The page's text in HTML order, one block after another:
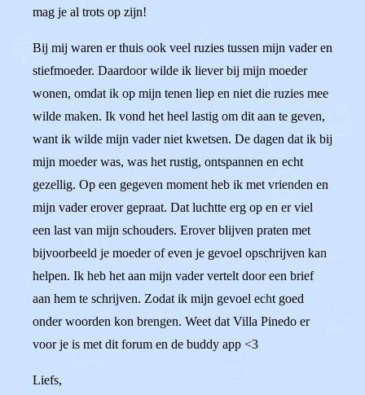
mag je al trots op zijn!
Bij mij waren er thuis ook veel ruzies tussen mijn vader en
stiefmoeder. Daardoor wilde ik liever bij mijn moeder
wonen, omdat ik op mijn tenen liep en niet die ruzies mee
wilde maken. Ik vond het heel lastig om dit aan te geven,
want ik wilde mijn vader niet kwetsen. De dagen dat ik bij
mijn moeder was, was het rustig, ontspannen en echt
gezellig. Op een gegeven moment heb ik met vrienden en
mijn vader erover gepraat. Dat luchtte erg op en er viel
een last van mijn schouders. Erover blijven praten met
bijvoorbeeld je moeder of even je gevoel opschrijven kan
helpen. Ik heb het aan mijn vader vertelt door een brief
aan hem te schrijven. Zodat ik mijn gevoel echt goed
onder woorden kon brengen. Weet dat Villa Pinedo er
voor je is met dit forum en de buddy app <3
Liefs,